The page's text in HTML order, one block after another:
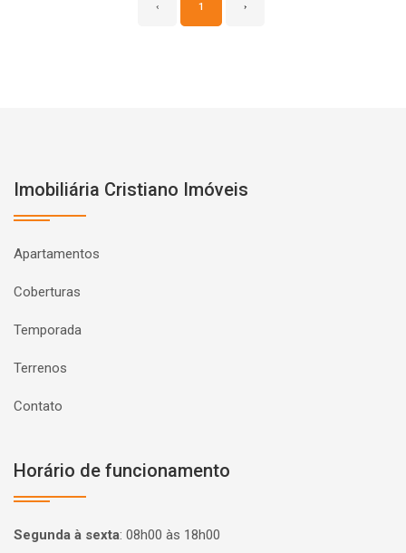
‹ 1 ›
Imobiliária Cristiano Imóveis
Apartamentos
Coberturas
Temporada
Terrenos
Contato
Horário de funcionamento
Segunda à sexta: 08h00 às 18h00